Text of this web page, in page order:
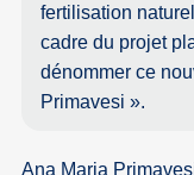
fertilisation
cadre du projet
dénommer ce
Primavesi ».
Ana Maria